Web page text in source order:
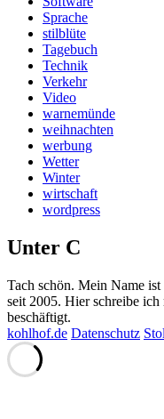
Sprache
stilblüte
Tagebuch
Technik
Verkehr
Video
warnemünde
weihnachten
werbung
Wetter
Winter
wirtschaft
wordpress
Unter C
Tach schön. Mein Name
seit 2005. Hier schreibe
beschäftigt.
kohlhof.de Datenschutz